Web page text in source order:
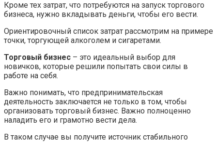
Кроме тех затрат, что потребуются на запуск торгового
бизнеса, нужно вкладывать деньги, чтобы его вести.
Ориентировочный список затрат рассмотрим на примере
точки, торгующей алкоголем и сигаретами.
Торговый бизнес – это идеальный выбор для
новичков, которые решили попытать свои силы в
работе на себя.
Важно понимать, что предпринимательская
деятельность заключается не только в том, чтобы
организовать торговый бизнес. Важно полноценно
наладить его и грамотно вести дела.
В таком случае вы получите источник стабильного